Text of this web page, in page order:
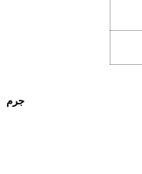
جرم